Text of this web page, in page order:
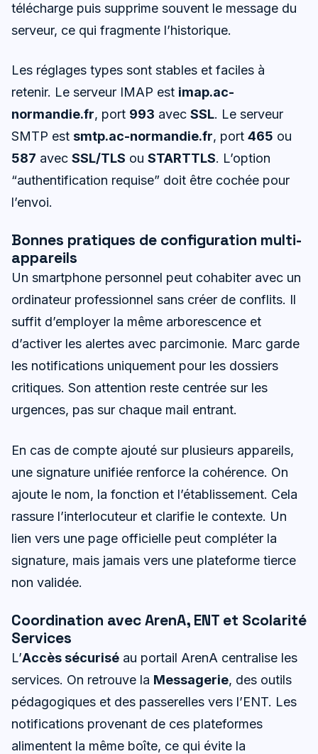
télécharge puis supprime souvent le message du
serveur, ce qui fragmente l’historique.
Les réglages types sont stables et faciles à
retenir. Le serveur IMAP est imap.ac-
normandie.fr, port 993 avec SSL. Le serveur
SMTP est smtp.ac-normandie.fr, port 465 ou
587 avec SSL/TLS ou STARTTLS. L’option
“authentification requise” doit être cochée pour
l’envoi.
Bonnes pratiques de configuration multi-
appareils
Un smartphone personnel peut cohabiter avec un
ordinateur professionnel sans créer de conflits. Il
suffit d’employer la même arborescence et
d’activer les alertes avec parcimonie. Marc garde
les notifications uniquement pour les dossiers
critiques. Son attention reste centrée sur les
urgences, pas sur chaque mail entrant.
En cas de compte ajouté sur plusieurs appareils,
une signature unifiée renforce la cohérence. On
ajoute le nom, la fonction et l’établissement. Cela
rassure l’interlocuteur et clarifie le contexte. Un
lien vers une page officielle peut compléter la
signature, mais jamais vers une plateforme tierce
non validée.
Coordination avec ArenA, ENT et Scolarité
Services
L’Accès sécurisé au portail ArenA centralise les
services. On retrouve la Messagerie, des outils
pédagogiques et des passerelles vers l’ENT. Les
notifications provenant de ces plateformes
alimentent la même boîte, ce qui évite la